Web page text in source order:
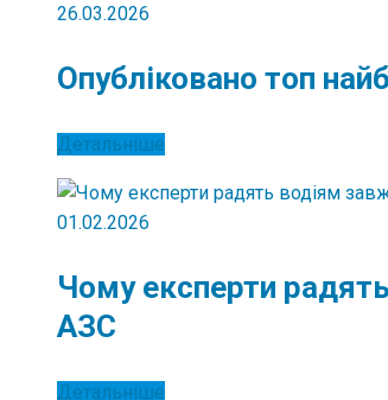
26.03.2026
Опубліковано топ
Детальніше
01.02.2026
Чому експерти
АЗС
Детальніше